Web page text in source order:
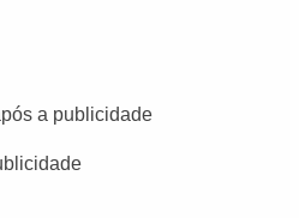
a publicidade